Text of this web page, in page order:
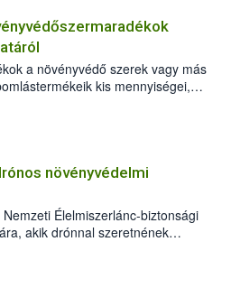
a növényvédő szerek vagy más
kis mennyiségei,
azok felületén a betakarítást,
is megmaradhatnak. Az
kezelt terményeken is jelen kell
tartalmaz szermaradékot.
is, melyekben kimutathatóak,
vannak jelen, így nem
egészségére nézve.
növényvédelmi
Élelmiszerlánc-biztonsági
akik drónnal szeretnének
gazdálkodási tevékenységet
összefoglaló részletesen